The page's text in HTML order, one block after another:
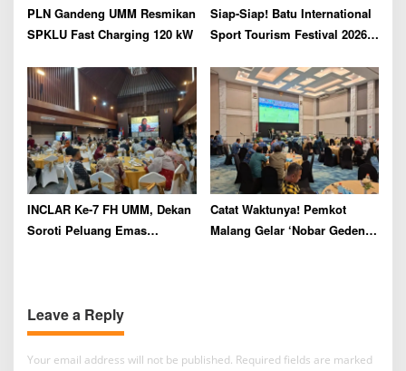
PLN Gandeng UMM Resmikan
SPKLU Fast Charging 120 kW
Siap-Siap! Batu International
Sport Tourism Festival 2026
INCLAR Ke-7 FH UMM, Dekan
Soroti Peluang Emas
Catat Waktunya! Pemkot
Malang Gelar ‘Nobar Geden’
Leave a Reply
Your email address will not be published. Required fields are marked